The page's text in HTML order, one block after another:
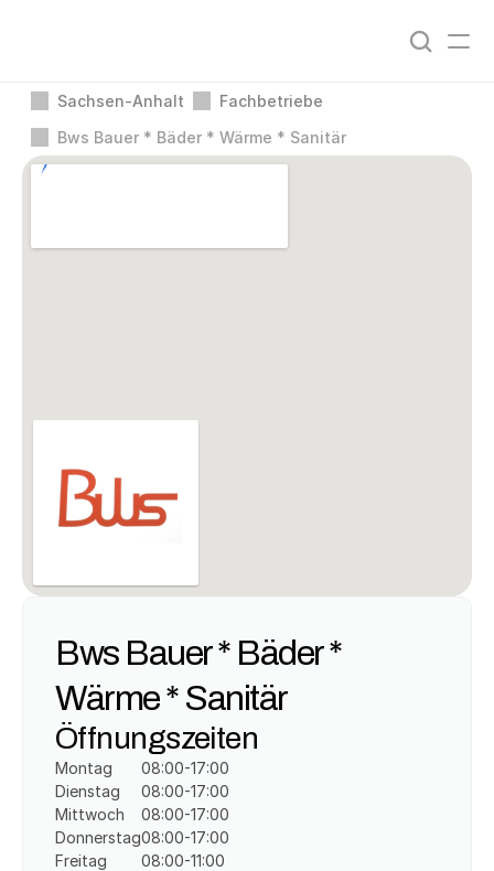
Sachsen-Anhalt
Fachbetriebe
Bws Bauer * Bäder * Wärme * Sanitär
Bws Bauer * Bäder *
Wärme * Sanitär
Öffnungszeiten
Montag
Dienstag
Mittwoch
Donnerstag
Freitag
08:00-17:00
08:00-17:00
08:00-17:00
08:00-17:00
08:00-11:00